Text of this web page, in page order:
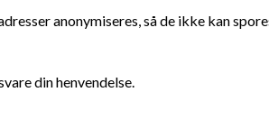
anonymiseres, så de ikke kan
din henvendelse.